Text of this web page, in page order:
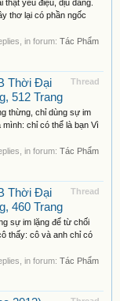
thật yểu điệu, dịu dàng.
thơ lại có phần ngốc
in forum: Tác Phẩm
Thread
Thời Đại
512 Trang
thừng, chỉ dùng sự im
chỉ có thể là bạn Vì
in forum: Tác Phẩm
Thread
Thời Đại
460 Trang
sự im lặng để từ chối
thấy: cô và anh chỉ có
in forum: Tác Phẩm